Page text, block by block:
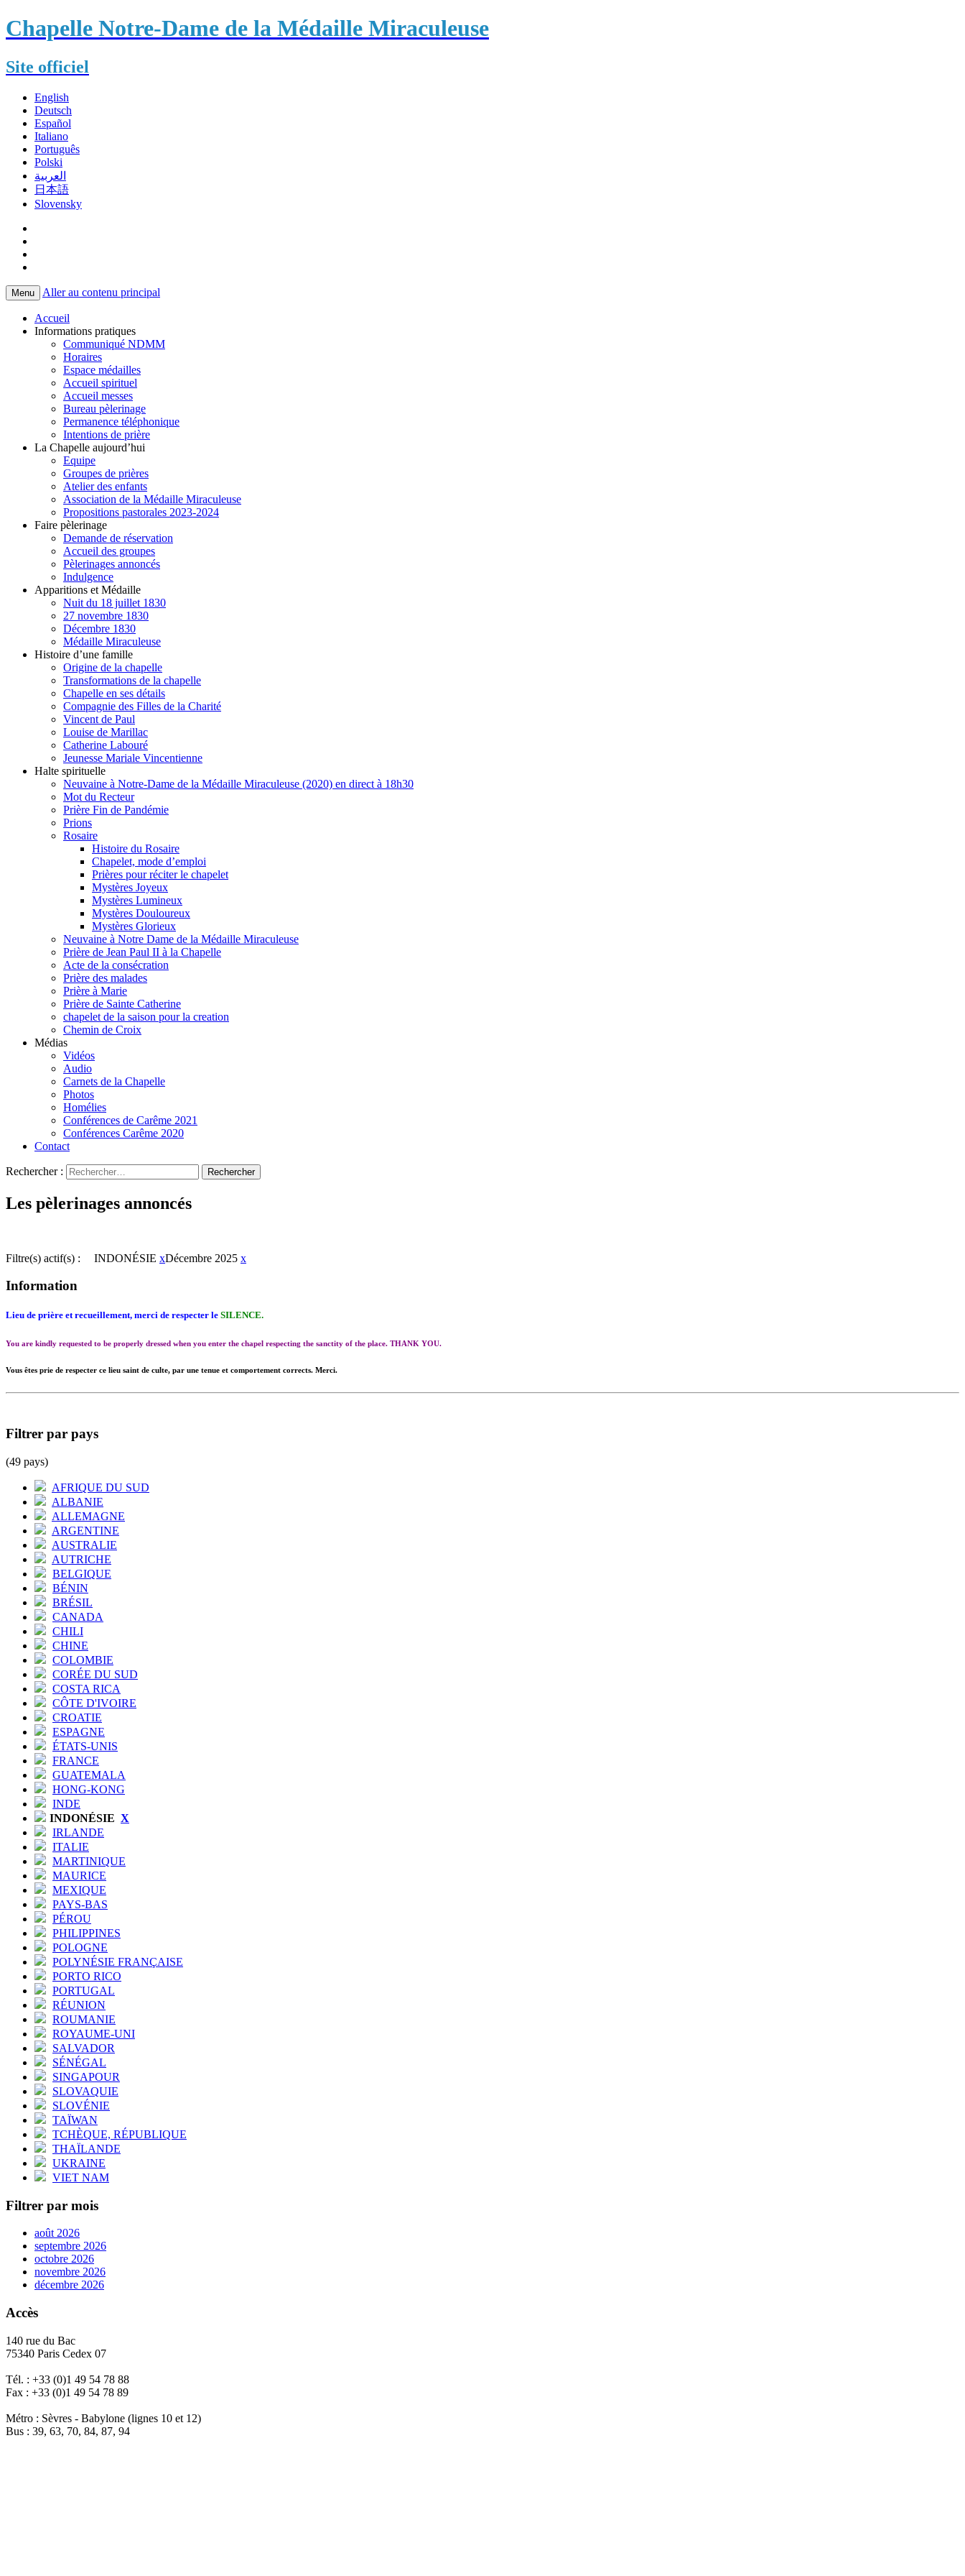
Chapelle Notre-Dame de la Médaille Miraculeuse
Site officiel
English
Deutsch
Español
Italiano
Português
Polski
العربية
日本語
Slovensky
Menu Aller au contenu principal
Accueil
Informations pratiques
Communiqué NDMM
Horaires
Espace médailles
Accueil spirituel
Accueil messes
Bureau pèlerinage
Permanence téléphonique
Intentions de prière
La Chapelle aujourd’hui
Equipe
Groupes de prières
Atelier des enfants
Association de la Médaille Miraculeuse
Propositions pastorales 2023-2024
Faire pèlerinage
Demande de réservation
Accueil des groupes
Pèlerinages annoncés
Indulgence
Apparitions et Médaille
Nuit du 18 juillet 1830
27 novembre 1830
Décembre 1830
Médaille Miraculeuse
Histoire d’une famille
Origine de la chapelle
Transformations de la chapelle
Chapelle en ses détails
Compagnie des Filles de la Charité
Vincent de Paul
Louise de Marillac
Catherine Labouré
Jeunesse Mariale Vincentienne
Halte spirituelle
Neuvaine à Notre-Dame de la Médaille Miraculeuse (2020) en direct à 18h30
Mot du Recteur
Prière Fin de Pandémie
Prions
Rosaire
Histoire du Rosaire
Chapelet, mode d’emploi
Prières pour réciter le chapelet
Mystères Joyeux
Mystères Lumineux
Mystères Douloureux
Mystères Glorieux
Neuvaine à Notre Dame de la Médaille Miraculeuse
Prière de Jean Paul II à la Chapelle
Acte de la consécration
Prière des malades
Prière à Marie
Prière de Sainte Catherine
chapelet de la saison pour la creation
Chemin de Croix
Médias
Vidéos
Audio
Carnets de la Chapelle
Photos
Homélies
Conférences de Carême 2021
Conférences Carême 2020
Contact
Rechercher :
Les pèlerinages annoncés
Filtre(s) actif(s) : INDONÉSIE xDécembre 2025 x
Information
Lieu de prière et recueillement, merci de respecter le SILENCE.
You are kindly requested to be properly dressed when you enter the chapel respecting the sanctity of the place. THANK YOU.
Vous êtes prie de respecter ce lieu saint de culte, par une tenue et comportement corrects. Merci.
Filtrer par pays
(49 pays)
AFRIQUE DU SUD
ALBANIE
ALLEMAGNE
ARGENTINE
AUSTRALIE
AUTRICHE
BELGIQUE
BÉNIN
BRÉSIL
CANADA
CHILI
CHINE
COLOMBIE
CORÉE DU SUD
COSTA RICA
CÔTE D'IVOIRE
CROATIE
ESPAGNE
ÉTATS-UNIS
FRANCE
GUATEMALA
HONG-KONG
INDE
INDONÉSIE X
IRLANDE
ITALIE
MARTINIQUE
MAURICE
MEXIQUE
PAYS-BAS
PÉROU
PHILIPPINES
POLOGNE
POLYNÉSIE FRANÇAISE
PORTO RICO
PORTUGAL
RÉUNION
ROUMANIE
ROYAUME-UNI
SALVADOR
SÉNÉGAL
SINGAPOUR
SLOVAQUIE
SLOVÉNIE
TAÏWAN
TCHÈQUE, RÉPUBLIQUE
THAÏLANDE
UKRAINE
VIET NAM
Filtrer par mois
août 2026
septembre 2026
octobre 2026
novembre 2026
décembre 2026
Accès
140 rue du Bac
75340 Paris Cedex 07
Tél. : +33 (0)1 49 54 78 88
Fax : +33 (0)1 49 54 78 89
Métro : Sèvres - Babylone (lignes 10 et 12)
Bus : 39, 63, 70, 84, 87, 94